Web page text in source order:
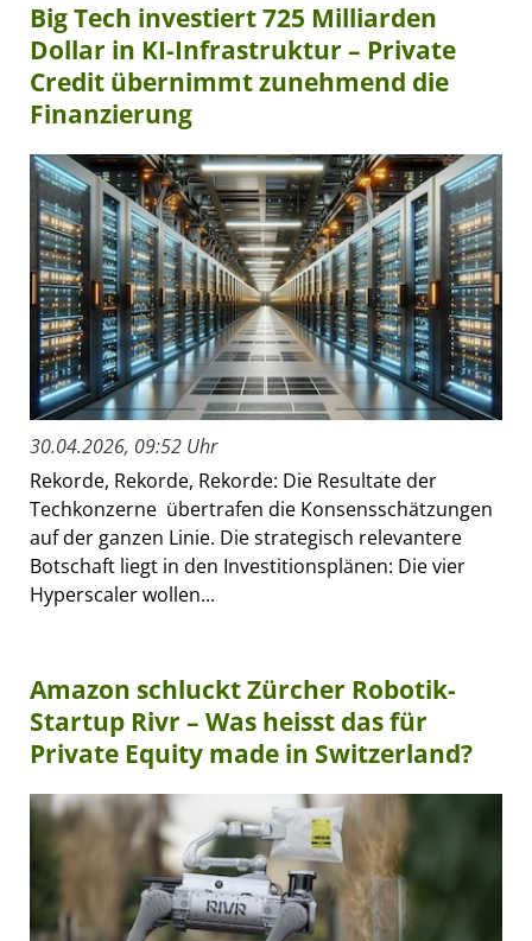
Big Tech investiert 725 Milliarden
Dollar in KI-Infrastruktur – Private
Credit übernimmt zunehmend die
Finanzierung
30.04.2026, 09:52 Uhr
Rekorde, Rekorde, Rekorde: Die Resultate der
Techkonzerne übertrafen die Konsensschätzungen
auf der ganzen Linie. Die strategisch relevantere
Botschaft liegt in den Investitionsplänen: Die vier
Hyperscaler wollen...
Amazon schluckt Zürcher Robotik-
Startup Rivr – Was heisst das für
Private Equity made in Switzerland?